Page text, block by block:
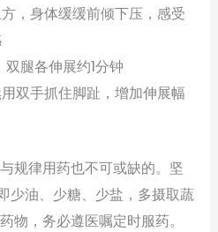
，身体缓缓前倾下压，感受
腿各伸展约1分钟
双手抓住脚趾，增加伸展幅
规律用药也不可或缺的。坚
少油、少糖、少盐，多摄取蔬
物，务必遵医嘱定时服药。